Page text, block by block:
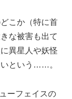
こか（特に首
な被害も出て
異星人や妖怪
いという……。
ーフェイスの